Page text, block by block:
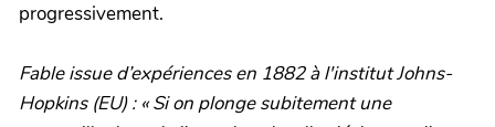
progressivement.
Fable issue d’expériences en 1882 à l'institut Johns-
Hopkins (EU) : « Si on plonge subitement une